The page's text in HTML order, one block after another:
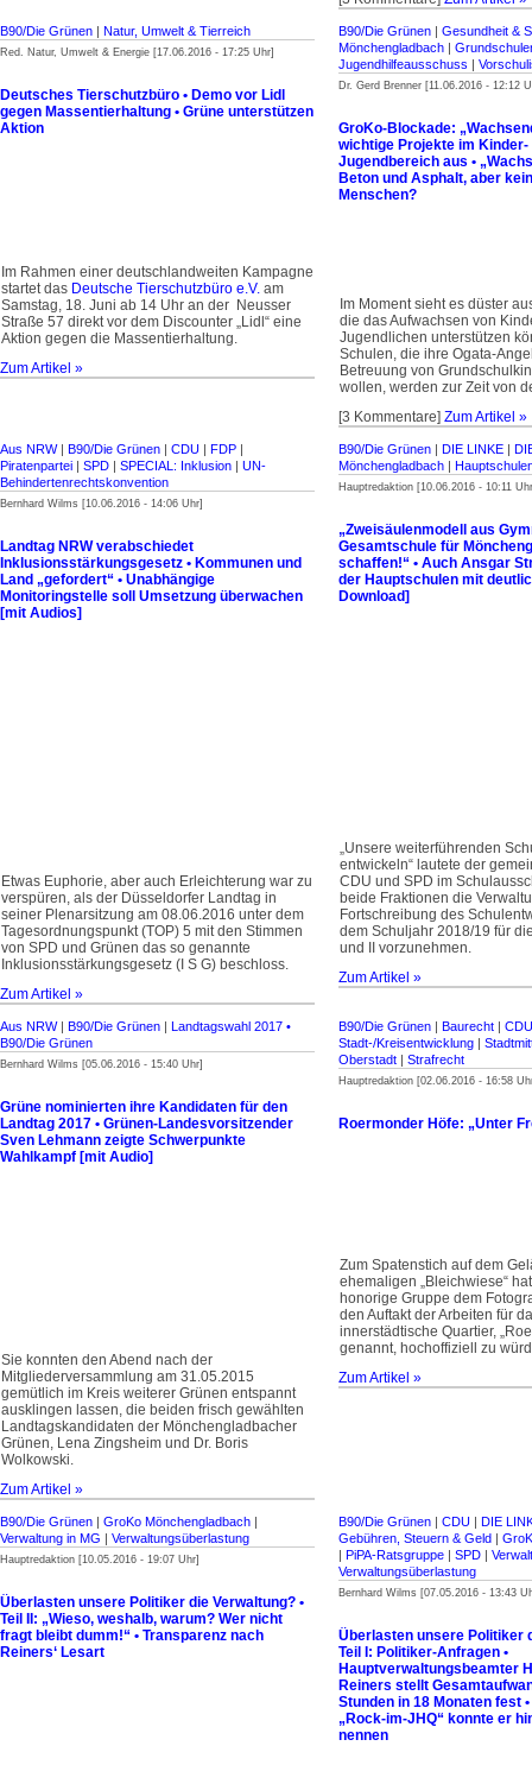
B90/Die Grünen | Natur, Umwelt & Tierreich
Red. Natur, Umwelt & Energie [17.06.2016 - 17:25 Uhr]
Deutsches Tierschutzbüro • Demo vor Lidl
gegen Massentierhaltung • Grüne unterstützen
Aktion
Im Rahmen einer deutschlandweiten Kampagne
startet das Deutsche Tierschutzbüro e.V. am
Samstag, 18. Juni ab 14 Uhr an der Neusser
Straße 57 direkt vor dem Discounter „Lidl“ eine
Aktion gegen die Massentierhaltung.
Zum Artikel »
B90/Die Grünen | Gesundheit &
Mönchengladbach |
Jugendhilfeausschuss |
Dr. Gerd Brenner [11.06.2016 - 12:12
GroKo-Blockade:
wichtige Projekte im Kinder-
Jugendbereich aus •
Beton und Asphalt, aber
Menschen?
Im Moment sieht es düster
die das Aufwachsen von
Jugendlichen unterstützen
Schulen, die ihre Ogata-
Betreuung von
wollen, werden zur Zeit von
[3 Kommentare] Zum Artikel »
Aus NRW| B90/Die Grünen | CDU | FDP |
Piratenpartei | SPD | SPECIAL: Inklusion | UN-
Behinderten­rechtskonvention
Bernhard Wilms [10.06.2016 - 14:06 Uhr]
Landtag NRW verabschiedet
Inklusionsstärkungsgesetz • Kommunen und
Land „gefordert“ • Unabhängige
Monitoringstelle soll Umsetzung überwachen
[mit Audios]
Etwas Euphorie, aber auch Erleichterung war zu
verspüren, als der Düsseldorfer Landtag in
seiner Plenarsitzung am 08.06.2016 unter dem
Tagesordnungs­punkt (TOP) 5 mit den Stimmen
von SPD und Grünen das so genannte
Inklusions­stärkungsgesetz (I S G) beschloss.
Zum Artikel »
B90/Die Grünen | DIE LINKE |
Mönchengladbach |
Hauptredaktion [10.06.2016 - 10:11
„Zweisäulenmodell aus
Gesamtschule für
schaffen!“ • Auch Ansgar
der Hauptschulen mit
Download]
„Unsere weiterführenden
entwickeln“ lautete der
CDU und SPD im
beide Fraktionen die
Fortschreibung des
dem Schuljahr 2018/19 für
und II vorzunehmen.
Zum Artikel »
Aus NRW| B90/Die Grünen | Landtagswahl 2017 •
B90/Die Grünen
Bernhard Wilms [05.06.2016 - 15:40 Uhr]
Grüne nominierten ihre Kandidaten für den
Landtag 2017 • Grünen-Landesvor­sitzender
Sven Lehmann zeigte Schwerpunkte
Wahlkampf [mit Audio]
Sie konnten den Abend nach der
Mitgliederversammlung am 31.05.2015
gemütlich im Kreis weiterer Grünen entspannt
ausklingen lassen, die beiden frisch gewählten
Landtagskandidaten der Mönchengladbacher
Grünen, Lena Zingsheim und Dr. Boris
Wolkowski.
Zum Artikel »
B90/Die Grünen | Baurecht | CDU
Stadt-/Kreisentwicklung |
Oberstadt | Strafrecht
Hauptredaktion [02.06.2016 - 16:58
Roermonder Höfe: „Unter
Zum Spatenstich auf dem
ehemaligen „Bleichwiese“
honorige Gruppe dem
den Auftakt der Arbeiten für
innerstädtische Quartier,
genannt, hochoffiziell zu
Zum Artikel »
B90/Die Grünen | GroKo Mönchengladbach |
Verwaltung in MG | Verwaltungsüberlastung
Hauptredaktion [10.05.2016 - 19:07 Uhr]
Überlasten unsere Politiker die Verwaltung? •
Teil II: „Wieso, weshalb, warum? Wer nicht
fragt bleibt dumm!“ • Transparenz nach
Reiners‘ Lesart
B90/Die Grünen | CDU | DIE
Gebühren, Steuern & Geld |
| PiPA-Ratsgruppe | SPD |
Verwaltungsüberlastung
Bernhard Wilms [07.05.2016 - 13:43
Überlasten unsere Politiker
Teil I: Politiker-Anfragen •
Hauptverwaltungsbeamter
Reiners stellt
Stunden in 18 Monaten fest
„Rock-im-JHQ“ konnte er
nennen